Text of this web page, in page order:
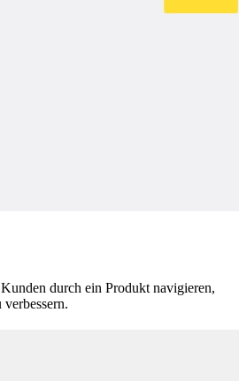
durch ein Produkt navigieren,